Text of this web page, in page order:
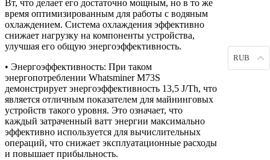
Вт, что делает его достаточно мощным, но в то же
время оптимизированным для работы с водяным
охлаждением. Система охлаждения эффективно
снижает нагрузку на компоненты устройства,
улучшая его общую энергоэффективность.
• Энергоэффективность: При таком
энергопотреблении Whatsminer M73S
демонстрирует энергоэффективность 13,5 J/Th, что
является отличным показателем для майнинговых
устройств такого уровня. Это означает, что
каждый затраченный ватт энергии максимально
эффективно используется для вычислительных
операций, что снижает эксплуатационные расходы
и повышает прибыльность.
RUB